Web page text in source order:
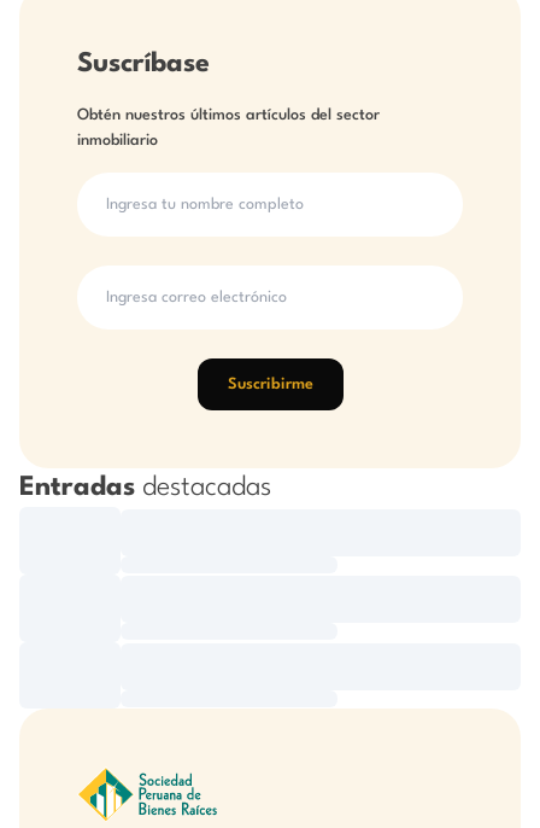
Suscríbase
Obtén nuestros últimos artículos del sector
inmobiliario
Suscribirme
Entradas destacadas